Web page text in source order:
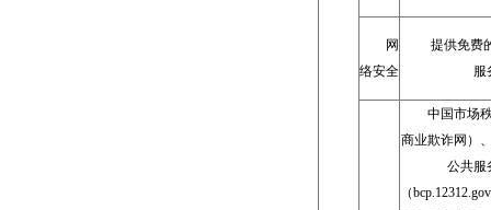
网
络安全
提供免费
服
中国市场
商业欺诈网）
公共服
（